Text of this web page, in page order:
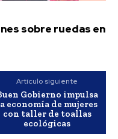
sobre ruedas en
Artículo siguiente
Gobierno impulsa
economía de mujeres
con taller de toallas
ecológicas